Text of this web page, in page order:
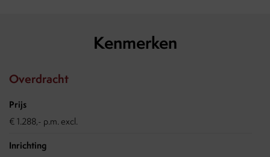
Kenmerken
Overdracht
Prijs
€ 1.288,- p.m. excl.
Inrichting